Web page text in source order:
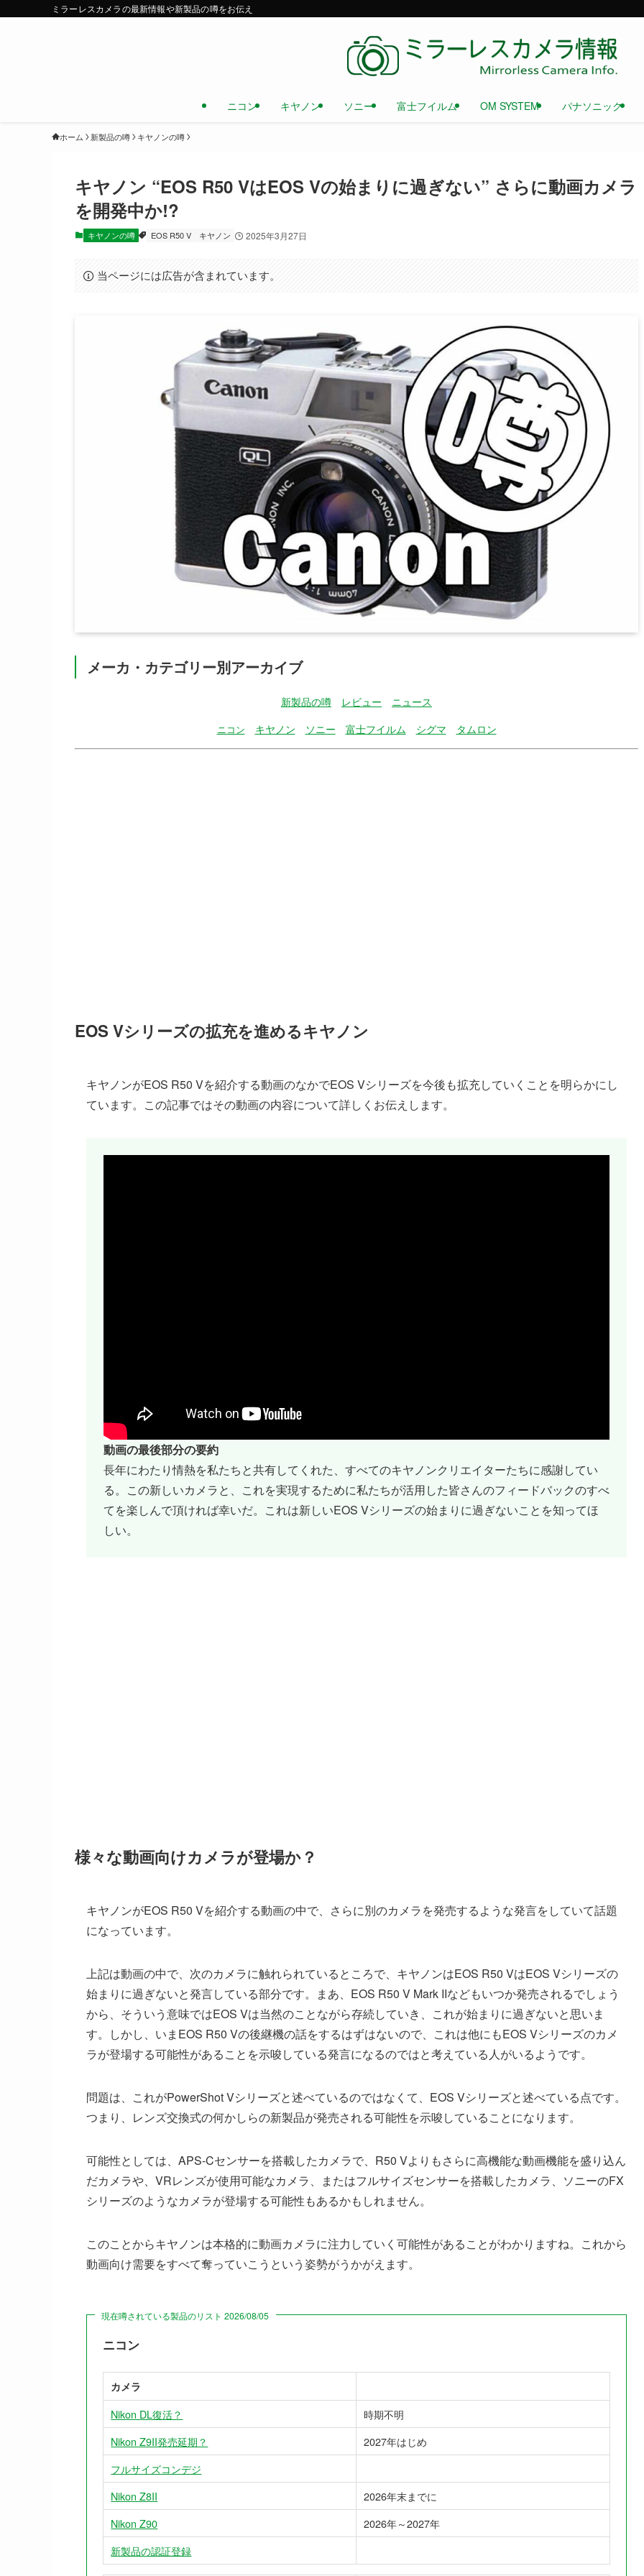
ミラーレスカメラの最新情報や新製品の噂をお伝え
ニコン キヤノン ソニー 富士フイルム OM SYSTEM パナソニック
ホーム 新製品の噂 キヤノンの噂
キヤノン “EOS R50 VはEOS Vの始まりに過ぎない” さらに動画カメラ
を開発中か!?
キヤノンの噂 EOS R50 V キヤノン 2025年3月27日
当ページには広告が含まれています。
メーカ・カテゴリー別アーカイブ
新製品の噂 レビュー ニュース
ニコン キヤノン ソニー 富士フイルム シグマ タムロン
EOS Vシリーズの拡充を進めるキヤノン
キヤノンがEOS R50 Vを紹介する動画のなかでEOS Vシリーズを今後も拡充していくことを明らかにし
ています。この記事ではその動画の内容について詳しくお伝えします。
動画の最後部分の要約
長年にわたり情熱を私たちと共有してくれた、すべてのキヤノンクリエイターたちに感謝してい
る。この新しいカメラと、これを実現するために私たちが活用した皆さんのフィードバックのすべ
てを楽しんで頂ければ幸いだ。これは新しいEOS Vシリーズの始まりに過ぎないことを知ってほ
しい。
様々な動画向けカメラが登場か？
キヤノンがEOS R50 Vを紹介する動画の中で、さらに別のカメラを発売するような発言をしていて話題
になっています。
上記は動画の中で、次のカメラに触れられているところで、キヤノンはEOS R50 VはEOS Vシリーズの
始まりに過ぎないと発言している部分です。まあ、EOS R50 V Mark IIなどもいつか発売されるでしょう
から、そういう意味ではEOS Vは当然のことながら存続していき、これが始まりに過ぎないと思いま
す。しかし、いまEOS R50 Vの後継機の話をするはずはないので、これは他にもEOS Vシリーズのカメ
ラが登場する可能性があることを示唆している発言になるのではと考えている人がいるようです。
問題は、これがPowerShot Vシリーズと述べているのではなくて、EOS Vシリーズと述べている点です。
つまり、レンズ交換式の何かしらの新製品が発売される可能性を示唆していることになります。
可能性としては、APS-Cセンサーを搭載したカメラで、R50 Vよりもさらに高機能な動画機能を盛り込ん
だカメラや、VRレンズが使用可能なカメラ、またはフルサイズセンサーを搭載したカメラ、ソニーのFX
シリーズのようなカメラが登場する可能性もあるかもしれません。
このことからキヤノンは本格的に動画カメラに注力していく可能性があることがわかりますね。これから
動画向け需要をすべて奪っていこうという姿勢がうかがえます。
現在噂されている製品のリスト 2026/08/05
ニコン
カメラ
Nikon DL復活？
時期不明
Nikon Z9II発売延期？
2027年はじめ
フルサイズコンデジ
Nikon Z8II
2026年末までに
Nikon Z90
2026年～2027年
新製品の認証登録